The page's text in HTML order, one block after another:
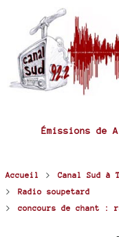
Émissions de
Accueil > Canal Sud à
> Radio soupetard
> concours de chant :